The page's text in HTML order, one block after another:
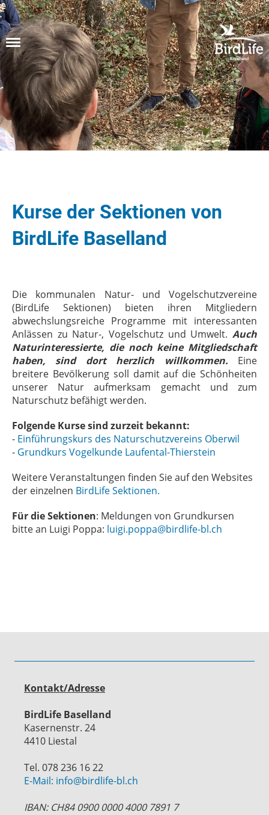
Menü
Kurse der Sektionen von
BirdLife Baselland
Die kommunalen Natur- und Vogelschutzvereine
(BirdLife Sektionen) bieten ihren Mitgliedern
abwechslungsreiche Programme mit interessanten
Anlässen zu Natur-, Vogelschutz und Umwelt. Auch
Naturinteressierte, die noch keine Mitgliedschaft
haben, sind dort herzlich willkommen. Eine
breitere Bevölkerung soll damit auf die Schönheiten
unserer Natur aufmerksam gemacht und zum
Naturschutz befähigt werden.
Folgende Kurse sind zurzeit bekannt:
- Einführungskurs des Naturschutzvereins Oberwil
- Grundkurs Vogelkunde Laufental-Thierstein
Weitere Veranstaltungen finden Sie auf den Websites
der einzelnen BirdLife Sektionen.
Für die Sektionen: Meldungen von Grundkursen
bitte an Luigi Poppa: luigi.poppa@birdlife-bl.ch
Kontakt/Adresse
BirdLife Baselland
Kasernenstr. 24
4410 Liestal
Tel. 078 236 16 22
E-Mail: info@birdlife-bl.ch
IBAN: CH84 0900 0000 4000 7891 7